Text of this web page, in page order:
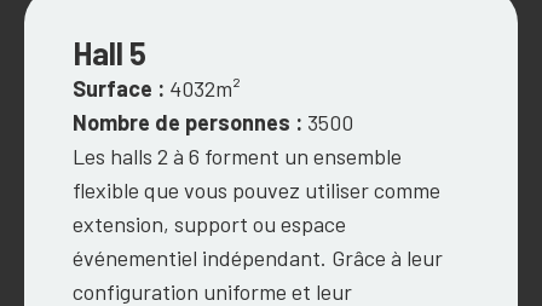
Hall 5
Surface : 4032m²
Nombre de personnes : 3500
Les halls 2 à 6 forment un ensemble
flexible que vous pouvez utiliser comme
extension, support ou espace
événementiel indépendant. Grâce à leur
configuration uniforme et leur